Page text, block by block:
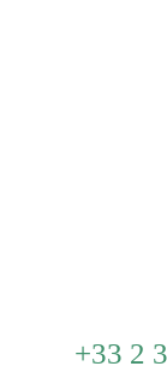
+33 2